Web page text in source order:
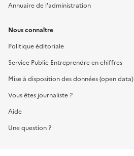
Annuaire de l'administration
Nous connaître
Politique éditoriale
Service Public Entreprendre en chiffres
Mise à disposition des données (open data)
Vous êtes journaliste ?
Aide
Une question ?